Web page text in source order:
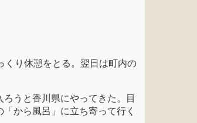
くり休憩をとる。翌日は町内の
うと香川県にやってきた。目
から風呂」に立ち寄って行く